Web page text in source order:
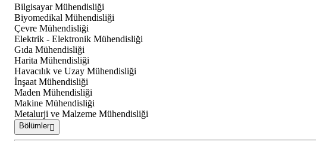
Bilgisayar Mühendisliği
Biyomedikal Mühendisliği
Çevre Mühendisliği
Elektrik - Elektronik Mühendisliği
Gıda Mühendisliği
Harita Mühendisliği
Havacılık ve Uzay Mühendisliği
İnşaat Mühendisliği
Maden Mühendisliği
Makine Mühendisliği
Metalurji ve Malzeme Mühendisliği
Bölümler